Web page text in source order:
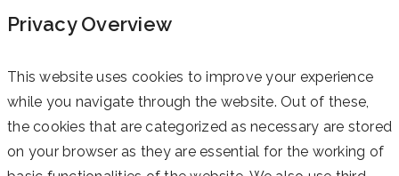
Privacy Overview
This website uses cookies to improve your experience
while you navigate through the website. Out of these,
the cookies that are categorized as necessary are stored
on your browser as they are essential for the working of